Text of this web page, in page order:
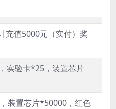
充值5000元（实付）奖
实验卡*25，装置芯片
装置芯片*50000，红色